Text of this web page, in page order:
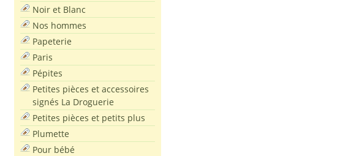
Noir et Blanc
Nos hommes
Papeterie
Paris
Pépites
Petites pièces et accessoires
signés La Droguerie
Petites pièces et petits plus
Plumette
Pour bébé